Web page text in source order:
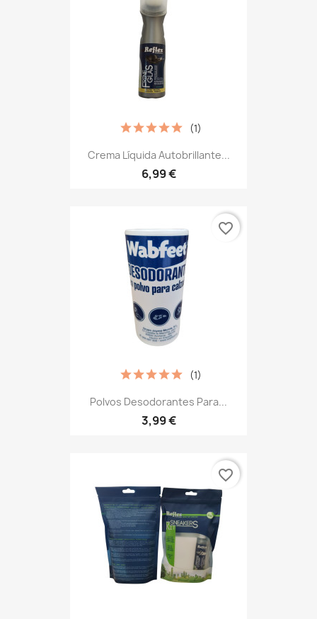
Crema Líquida Autobrillante...
6,99 €
(1)
Polvos Desodorantes Para...
3,99 €
(1)
favorite_border
favorite_border